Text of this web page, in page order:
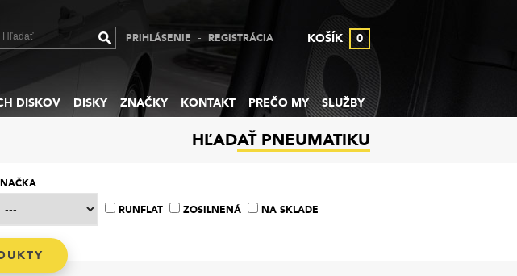
PRIHLÁSENIE - REGISTRÁCIA KOŠÍK 0
DISKOV DISKY ZNAČKY KONTAKT PREČO MY SLUŽBY
HĽADAŤ PNEUMATIKU
RUNFLAT ZOSILNENÁ NA SKLADE